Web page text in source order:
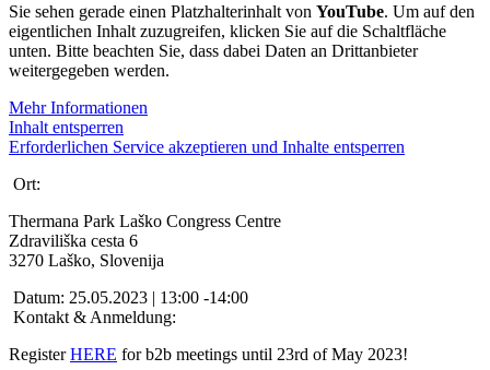
Sie sehen gerade einen Platzhalterinhalt von YouTube. Um auf den
eigentlichen Inhalt zuzugreifen, klicken Sie auf die Schaltfläche
unten. Bitte beachten Sie, dass dabei Daten an Drittanbieter
weitergegeben werden.
Mehr Informationen
Inhalt entsperren
Erforderlichen Service akzeptieren und Inhalte entsperren
Ort:
Thermana Park Laško Congress Centre
Zdraviliška cesta 6
3270 Laško, Slovenija
Datum: 25.05.2023 | 13:00 -14:00
Kontakt & Anmeldung:
RegisterHERE for b2b meetings until 23rd of May 2023!